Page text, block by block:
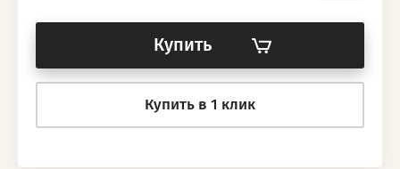
Купить
Купить в 1 клик